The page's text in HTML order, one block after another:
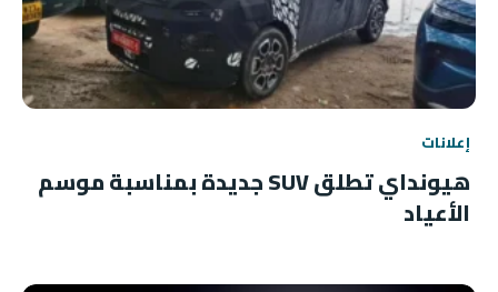
إعلانات
هيونداي تطلق SUV جديدة بمناسبة موسم
الأعياد